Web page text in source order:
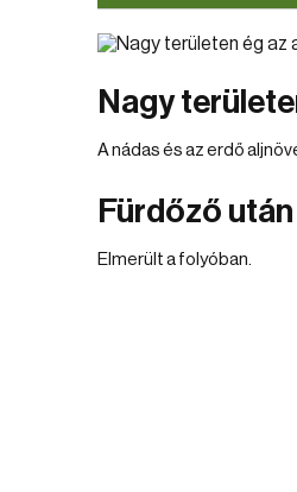
Nagy
A nádas és az erdő
Fürdőző
Elmerült a folyóban.